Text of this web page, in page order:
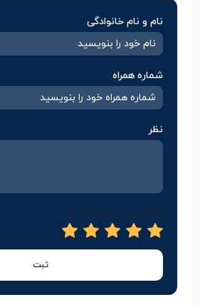
نام و نام خانوادگی
شماره همراه
نظر
امتیاز خود را وارد کنید
ثبت